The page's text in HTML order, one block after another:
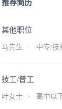
推荐简历
其他职位
马先生 · 中专/技
技工/普工
叶女士 · 高中以